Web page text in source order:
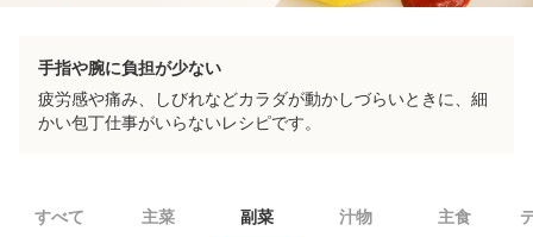
手指や腕に負担が少ない
疲労感や痛み、しびれなどカラダが動かしづらいときに、細
かい包丁仕事がいらないレシピです。
すべて 主菜 副菜 汁物 主食